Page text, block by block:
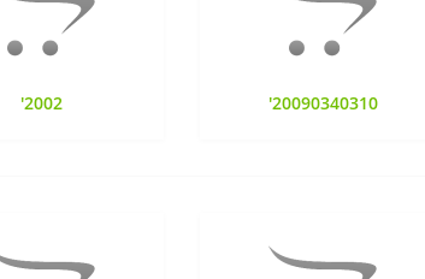
'2002 '20090340310